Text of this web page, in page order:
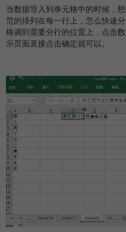
当数据导入到单元格中的时候，
范的排列在每一行上，怎么快速
格调到需要分行的位置上，点击
示页面直接点击确定就可以。